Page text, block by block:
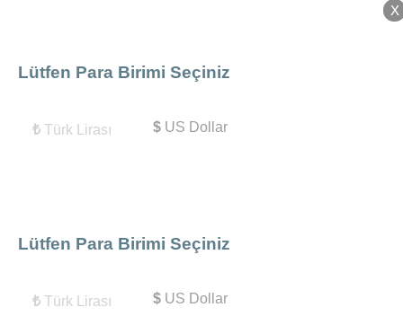
X
Lütfen Para Birimi Seçiniz
₺ Türk Lirası $US Dollar
X
Lütfen Para Birimi Seçiniz
₺ Türk Lirası $US Dollar